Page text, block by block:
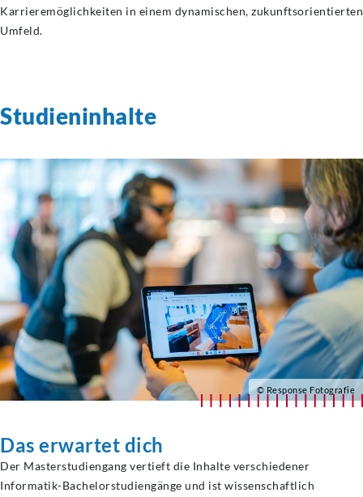
Karrieremöglichkeiten in einem dynamischen, zukunftsorientierten
Umfeld.
Studieninhalte
© Response Fotografie
Das erwartet dich
Der Masterstudiengang vertieft die Inhalte verschiedener
Informatik-Bachelorstudiengänge und ist wissenschaftlich